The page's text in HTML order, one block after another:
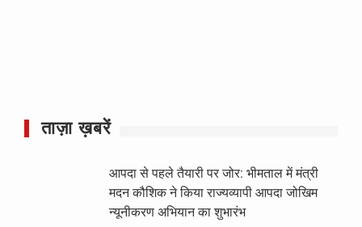
ताज़ा ख़बरें
आपदा से पहले तैयारी पर जोर: भीमताल में मंत्री
मदन कौशिक ने किया राज्यव्यापी आपदा जोखिम
न्यूनीकरण अभियान का शुभारंभ